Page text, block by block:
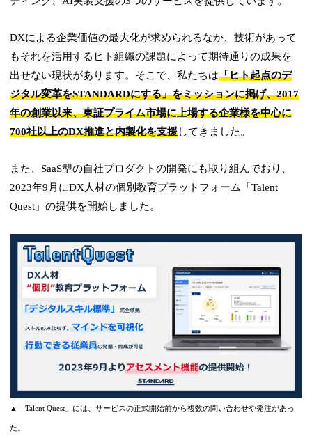
DXによる企業価値の最大化が求められるなか、技術があって
もそれを活用するヒト組織の課題によって期待通りの成果を
出せない現状があります。そこで、私たちは「ヒト起点のデ
ジタル変革をSTANDARDにする」をミッションに掲げ、2017
年の創業以来、東証プライム市場に上場する企業様を中心に
700社以上のDX推進と内製化を支援してきました。
また、SaaS型の自社プロダクトの開発にも取り組んでおり、
2023年9月にDX人材の個別教育プラットフォーム「Talent
Quest」の提供を開始しました。
▲「Talent Quest」には、サービスの正式開始前から複数の問い合わせや発注があっ
た。